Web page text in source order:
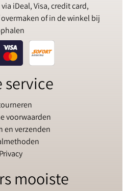
iDeal, Visa, credit card,
of in de winkel bij
service
voorwaarden
en verzenden
Privacy
mooiste